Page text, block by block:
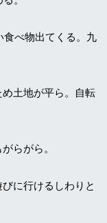
食べ物出てくる。九
土地が平ら。自転
らがら。
に行けるしわりと